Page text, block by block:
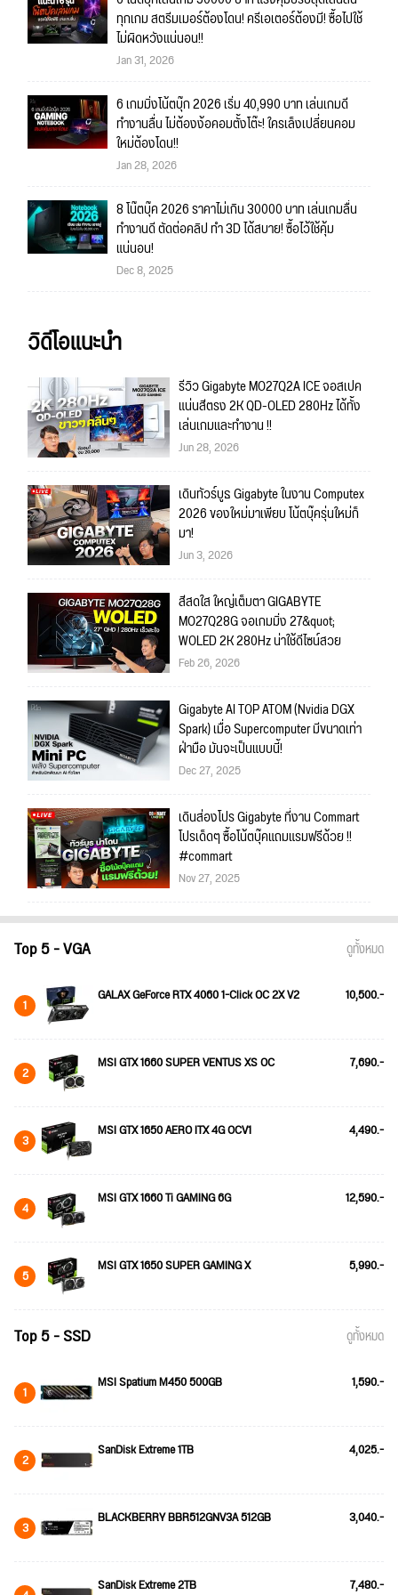
ทุกเกม สตรีมเมอร์ต้องโดน! ครีเอเตอร์ต้องมี! ซื้อไปใช้
ไม่ผิดหวังแน่นอน!!
Jan 31, 2026
6 เกมมิ่งโน้ตบุ๊ก 2026 เริ่ม 40,990 บาท เล่นเกมดี
ทำงานลื่น ไม่ต้องง้อคอมตั้งโต๊ะ! ใครเล็งเปลี่ยนคอม
ใหม่ต้องโดน!!
Jan 28, 2026
8 โน๊ตบุ๊ค 2026 ราคาไม่เกิน 30000 บาท เล่นเกมลื่น
ทำงานดี ตัดต่อคลิป ทำ 3D ได้สบาย! ซื้อไว้ใช้คุ้ม
แน่นอน!
Dec 8, 2025
วิดีโอแนะนำ
รีวิว Gigabyte MO27Q2A ICE จอสเปค
แน่นสีตรง 2K QD-OLED 280Hz ได้ทั้ง
เล่นเกมและทำงาน !!
Jun 28, 2026
เดินทัวร์บูธ Gigabyte ในงาน Computex
2026 ของใหม่มาเพียบ โน้ตบุ๊ครุ่นใหม่ก็
มา!
Jun 3, 2026
สีสดใส ใหญ่เต็มตา GIGABYTE
MO27Q28G จอเกมมิ่ง 27&quot;
WOLED 2K 280Hz น่าใช้ดีไซน์สวย
Feb 26, 2026
Gigabyte AI TOP ATOM (Nvidia DGX
Spark) เมื่อ Supercomputer มีขนาดเท่า
ฝ่ามือ มันจะเป็นแบบนี้!
Dec 27, 2025
เดินส่องโปร Gigabyte ที่งาน Commart
โปรเด็ดๆ ซื้อโน้ตบุ๊คแถมแรมฟรีด้วย !!
#commart
Nov 27, 2025
Top 5 - VGA ดูทั้งหมด
1 GALAX GeForce RTX 4060 1-Click OC 2X V2 10,500.-
2 MSI GTX 1660 SUPER VENTUS XS OC 7,690.-
3 MSI GTX 1650 AERO ITX 4G OCV1 4,490.-
4 MSI GTX 1660 Ti GAMING 6G 12,590.-
5 MSI GTX 1650 SUPER GAMING X 5,990.-
Top 5 - SSD ดูทั้งหมด
1 MSI Spatium M450 500GB 1,590.-
2 SanDisk Extreme 1TB 4,025.-
3 BLACKBERRY BBR512GNV3A 512GB 3,040.-
SanDisk Extreme 2TB 7,480.-